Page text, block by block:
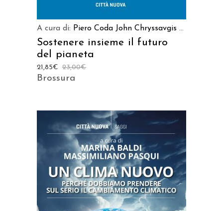
A cura di: Piero Coda John Chryssavgis ...
Sostenere insieme il futuro
del pianeta
23,00€
21,85€
Brossura